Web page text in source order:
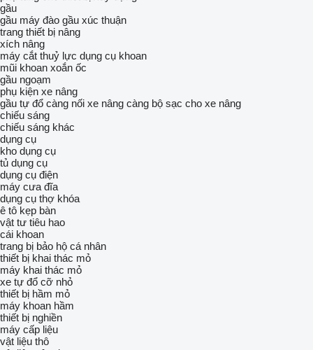
gầu
gầu máy đào gầu xúc thuận
trang thiết bị nâng
xích nâng
máy cắt thuỷ lực dụng cụ khoan
mũi khoan xoắn ốc
gầu ngoạm
phụ kiện xe nâng
gầu tự đổ càng nối xe nâng càng bộ sạc cho xe nâng
chiếu sáng
chiếu sáng khác
dụng cụ
kho dụng cụ
tủ dụng cụ
dụng cụ điện
máy cưa đĩa
dụng cụ thợ khóa
ê tô kẹp bàn
vật tư tiêu hao
cái khoan
trang bị bảo hộ cá nhân
thiết bị khai thác mỏ
máy khai thác mỏ
xe tự đổ cỡ nhỏ
thiết bị hầm mỏ
máy khoan hầm
thiết bị nghiền
máy cấp liệu
vật liệu thô